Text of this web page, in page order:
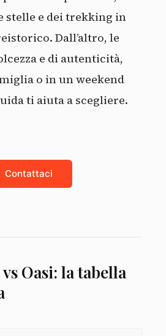
stelle e dei trekking in
Dall’altro, le
e di autenticità,
o in un weekend
ti aiuta a scegliere.
Contattaci
Oasi: la tabella